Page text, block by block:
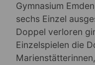
Gymnasium
sechs Einzel
Doppel verloren
Einzelspielen die